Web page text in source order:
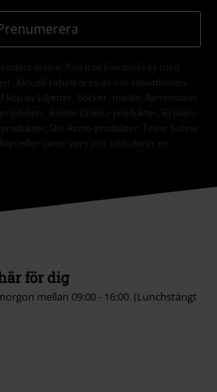
online. Kan inte kombineras med
Aktuell rabatt dras av när rabattkoden
köp av biljetter, böcker, media, Rammstein-
Böhse Onklez-produkter, Broilers-
Die Ärzte-produkter, Feine Sahne
eller varor vars pris inkluderar en
för dig
mellan 09:00 - 16:00. (Lunchstängt